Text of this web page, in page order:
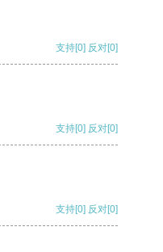
支持[0] 反对[0]
支持[0] 反对[0]
支持[0] 反对[0]